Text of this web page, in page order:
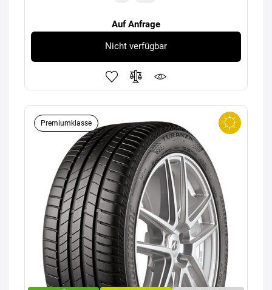
Auf Anfrage
Nicht verfügbar
Premiumklasse